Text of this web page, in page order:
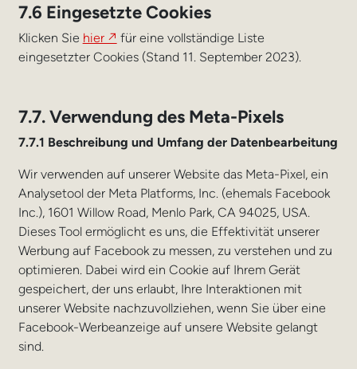
7.6 Eingesetzte Cookies
Klicken Sie hier ↗ für eine vollständige Liste
eingesetzter Cookies (Stand 11. September 2023).
7.7. Verwendung des Meta-Pixels
7.7.1 Beschreibung und Umfang der Datenbearbeitung
Wir verwenden auf unserer Website das Meta-Pixel, ein
Analysetool der Meta Platforms, Inc. (ehemals Facebook
Inc.), 1601 Willow Road, Menlo Park, CA 94025, USA.
Dieses Tool ermöglicht es uns, die Effektivität unserer
Werbung auf Facebook zu messen, zu verstehen und zu
optimieren. Dabei wird ein Cookie auf Ihrem Gerät
gespeichert, der uns erlaubt, Ihre Interaktionen mit
unserer Website nachzuvollziehen, wenn Sie über eine
Facebook-Werbeanzeige auf unsere Website gelangt
sind.